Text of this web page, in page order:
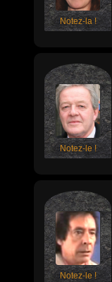
Notez-la !
Notez-le !
Notez-le !